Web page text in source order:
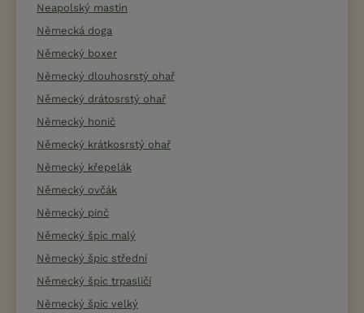
Neapolský mastin
Německá doga
Německý boxer
Německý dlouhosrstý ohař
Německý drátosrstý ohař
Německý honič
Německý krátkosrstý ohař
Německý křepelák
Německý ovčák
Německý pinč
Německý špic malý
Německý špic střední
Německý špic trpasličí
Německý špic velký